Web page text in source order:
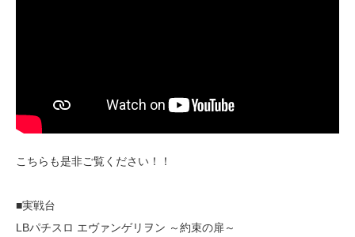
こちらも是非ご覧ください！！
■実戦台
LBパチスロ エヴァンゲリヲン ～約束の扉～